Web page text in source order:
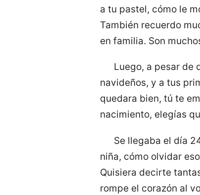
a tu pastel, cómo le
También recuerdo
en familia. Son
Luego, a pesar de
navideños, y a tus
quedara bien, tú te
nacimiento, elegías
Se llegaba el día
niña, cómo olvidar
Quisiera decirte
rompe el corazón al